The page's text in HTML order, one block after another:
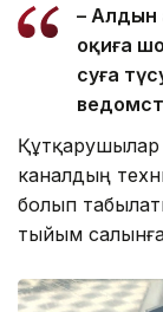
– Алдын
оқиға
суға
каналдың
болып
тыйым